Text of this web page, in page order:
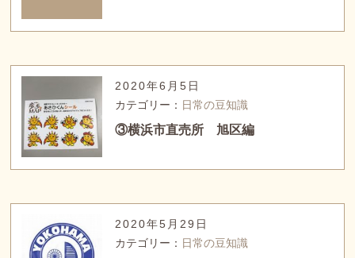
2020年6月5日
カテゴリー： 日常の豆知識
③横浜市直売所 旭区編
2020年5月29日
カテゴリー： 日常の豆知識